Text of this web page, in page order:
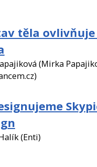
těla
(Mirka
(Enti)